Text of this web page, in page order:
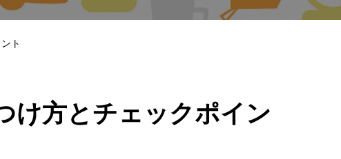
ト
け方とチェックポイン